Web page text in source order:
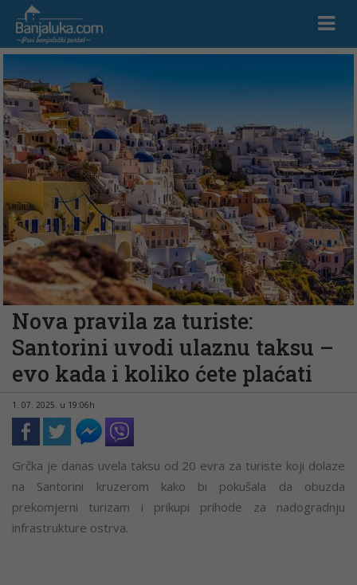
Nova pravila za turiste:
Santorini uvodi ulaznu taksu –
evo kada i koliko ćete plaćati
1. 07. 2025. u 19:06h
Grčka je danas uvela taksu od 20 evra za turiste koji dolaze
na Santorini kruzerom kako bi pokušala da obuzda
prekomjerni turizam i prikupi prihode za nadogradnju
infrastrukture ostrva.